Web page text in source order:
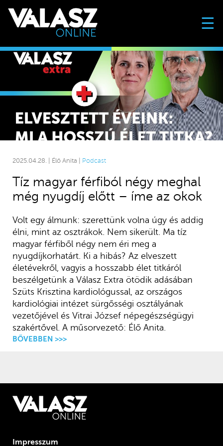
☰
2025.04.28. | Élő Anita | Podcast
Tíz magyar férfiból négy meghal
még nyugdíj előtt – íme az okok
Volt egy álmunk: szerettünk volna úgy és addig
élni, mint az osztrákok. Nem sikerült. Ma tíz
magyar férfiből négy nem éri meg a
nyugdíjkorhatárt. Ki a hibás? Az elveszett
életévekről, vagyis a hosszabb élet titkáról
beszélgetünk a Válasz Extra ötödik adásában
Szüts Krisztina kardiológussal, az országos
kardiológiai intézet sürgősségi osztályának
vezetőjével és Vitrai József népegészségügyi
szakértővel. A műsorvezető: Élő Anita.
BŐVEBBEN >>>
Impresszum